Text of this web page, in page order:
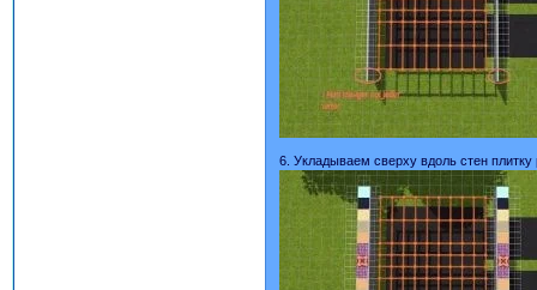
6. Укладываем сверху вдоль стен